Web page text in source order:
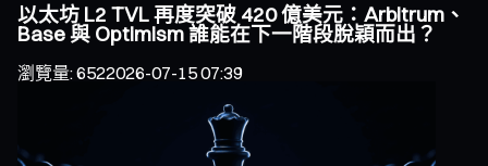
以太坊 L2 TVL 再度突破 420 億美元：Arbitrum、
Base 與 Optimism 誰能在下一階段脫穎而出？
瀏覽量:6522026-07-15 07:39